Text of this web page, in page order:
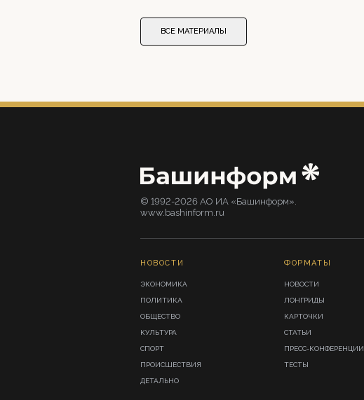
ВСЕ МАТЕРИАЛЫ
© 1992-2026 АО ИА «Башинформ».
www.bashinform.ru
НОВОСТИ
ЭКОНОМИКА
ПОЛИТИКА
ОБЩЕСТВО
КУЛЬТУРА
СПОРТ
ПРОИСШЕСТВИЯ
ДЕТАЛЬНО
ФОРМАТЫ
НОВОСТИ
ЛОНГРИДЫ
КАРТОЧКИ
СТАТЬИ
ПРЕСС-КОНФЕРЕНЦИИ
ТЕСТЫ